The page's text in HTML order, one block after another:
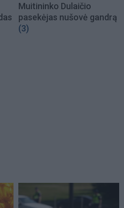
Muitininko Dulaičio
pasekėjas nušovė gandrą
(3)